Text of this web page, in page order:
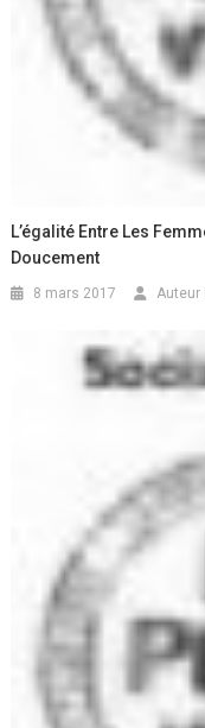
L’égalité Entre Les
Doucement
8 mars 2017 Auteur